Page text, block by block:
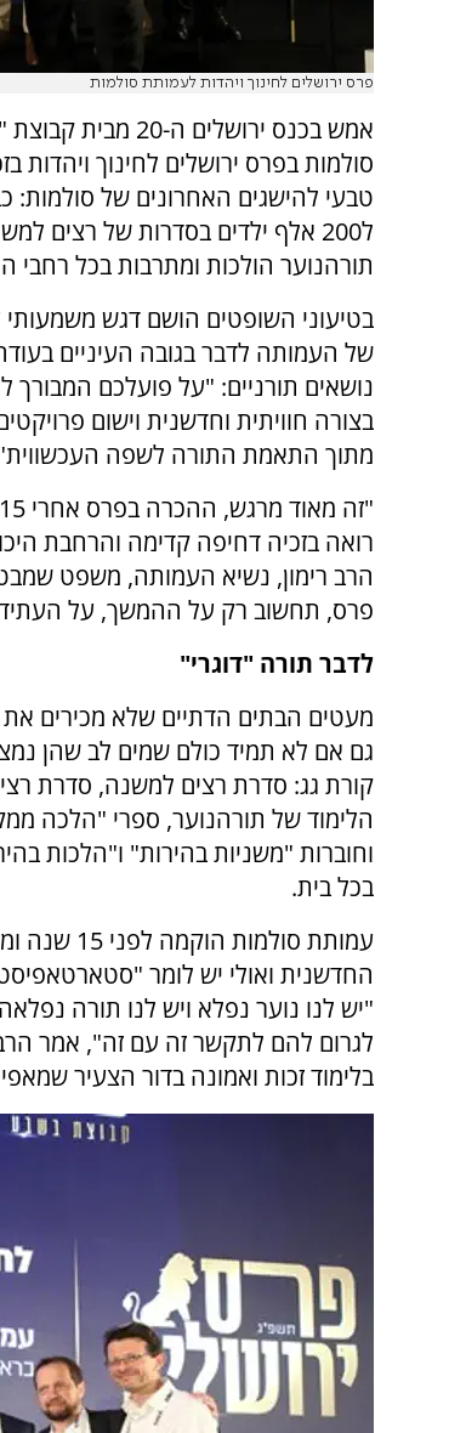
פרס ירושלים לחינוך ויהדות לעמותת סולמות
אמש בכנס ירושלים
סולמות בפרס ירושלים לחינוך
טבעי להישגים האחרונים של סולמות:
ל200 אלף ילדים בסדרות של רצים
תורהנוער הולכות ומתרבות בכל רחבי
בטיעוני השופטים הושם דגש משמעותי
של העמותה לדבר בגובה העיניים
נושאים תורניים: "על פועלכם המבורך
בצורה חוויתית וחדשנית וישום
מתוך התאמת התורה לשפה
רואה בזכיה דחיפה קדימה והרחבת
הרב רימון, נשיא העמותה, משפט
פרס, תחשוב רק על ההמשך, על העתיד.
לדבר תורה "דוגרי"
מעטים הבתים הדתיים שלא מכירים את
גם אם לא תמיד כולם שמים לב שהן
קורת גג: סדרת רצים למשנה, סדרת
הלימוד של תורהנוער, ספרי "הלכה
וחוברות "משניות בהירות" ו"הלכות
בכל בית.
עמותת סולמות
החדשנית ואולי יש לומר
"יש לנו נוער נפלא ויש לנו תורה
לגרום להם לתקשר זה עם זה", אמר
בלימוד זכות ואמונה בדור הצעיר